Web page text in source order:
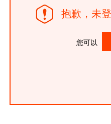
抱歉，未
您可以